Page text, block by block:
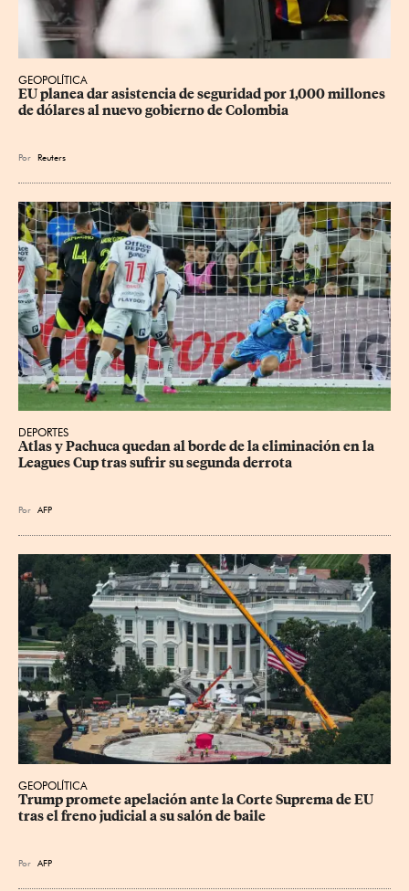
GEOPOLÍTICA
EU planea dar asistencia de seguridad por 1,000 millones
de dólares al nuevo gobierno de Colombia
Por Reuters
DEPORTES
Atlas y Pachuca quedan al borde de la eliminación en la
Leagues Cup tras sufrir su segunda derrota
Por AFP
GEOPOLÍTICA
Trump promete apelación ante la Corte Suprema de EU
tras el freno judicial a su salón de baile
Por AFP